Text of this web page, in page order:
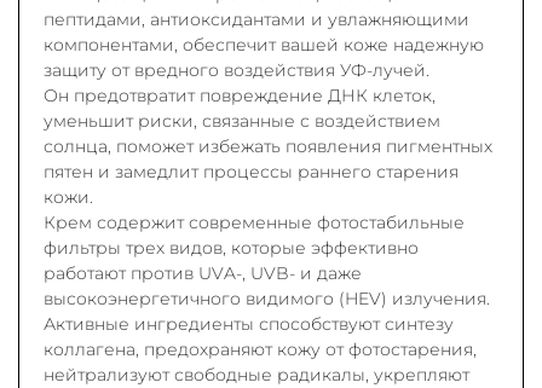
пептидами, антиоксидантами и увлажняющими
компонентами, обеспечит вашей коже надежную
защиту от вредного воздействия УФ-лучей.
Он предотвратит повреждение ДНК клеток,
уменьшит риски, связанные с воздействием
солнца, поможет избежать появления пигментных
пятен и замедлит процессы раннего старения
кожи.
Крем содержит современные фотостабильные
фильтры трех видов, которые эффективно
работают против UVA-, UVB- и даже
высокоэнергетичного видимого (HEV) излучения.
Активные ингредиенты способствуют синтезу
коллагена, предохраняют кожу от фотостарения,
нейтрализуют свободные радикалы, укрепляют